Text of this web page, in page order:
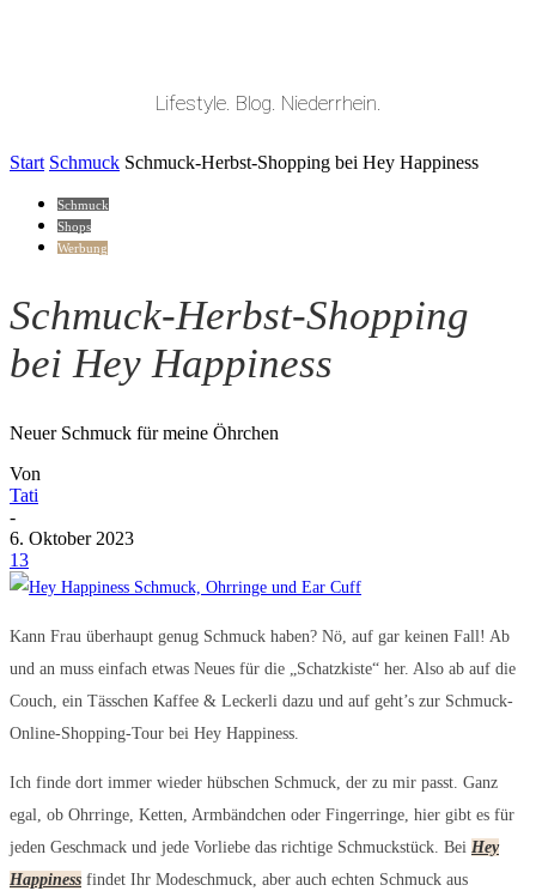
Lifestyle. Blog. Niederrhein.
Start Schmuck Schmuck-Herbst-Shopping bei Hey Happiness
Schmuck
Shops
Werbung
Schmuck-Herbst-Shopping
bei Hey Happiness
Neuer Schmuck für meine Öhrchen
Von
Tati
-
6. Oktober 2023
13
Kann Frau überhaupt genug Schmuck haben? Nö, auf gar keinen Fall! Ab
und an muss einfach etwas Neues für die „Schatzkiste“ her. Also ab auf die
Couch, ein Tässchen Kaffee & Leckerli dazu und auf geht’s zur Schmuck-
Online-Shopping-Tour bei Hey Happiness.
Ich finde dort immer wieder hübschen Schmuck, der zu mir passt. Ganz
egal, ob Ohrringe, Ketten, Armbändchen oder Fingerringe, hier gibt es für
jeden Geschmack und jede Vorliebe das richtige Schmuckstück. Bei Hey
Happiness findet Ihr Modeschmuck, aber auch echten Schmuck aus